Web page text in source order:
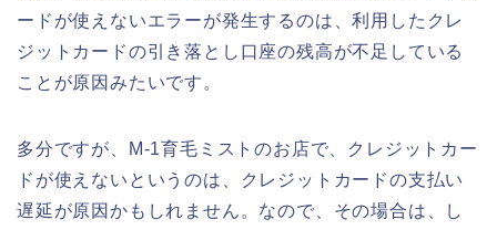
ードが使えないエラーが発生するのは、利用したクレ
ジットカードの引き落とし口座の残高が不足している
ことが原因みたいです。
多分ですが、M-1育毛ミストのお店で、クレジットカー
ドが使えないというのは、クレジットカードの支払い
遅延が原因かもしれません。なので、その場合は、し